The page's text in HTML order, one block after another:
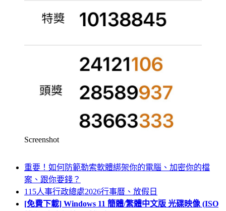
Screenshot
重要！如何防範勒索軟體綁架你的電腦、加密你的檔
案、跟你要錢？
115人事行政總處2026行事曆、放假日
[免費下載] Windows 11 簡體/繁體中文版 光碟映像 (ISO